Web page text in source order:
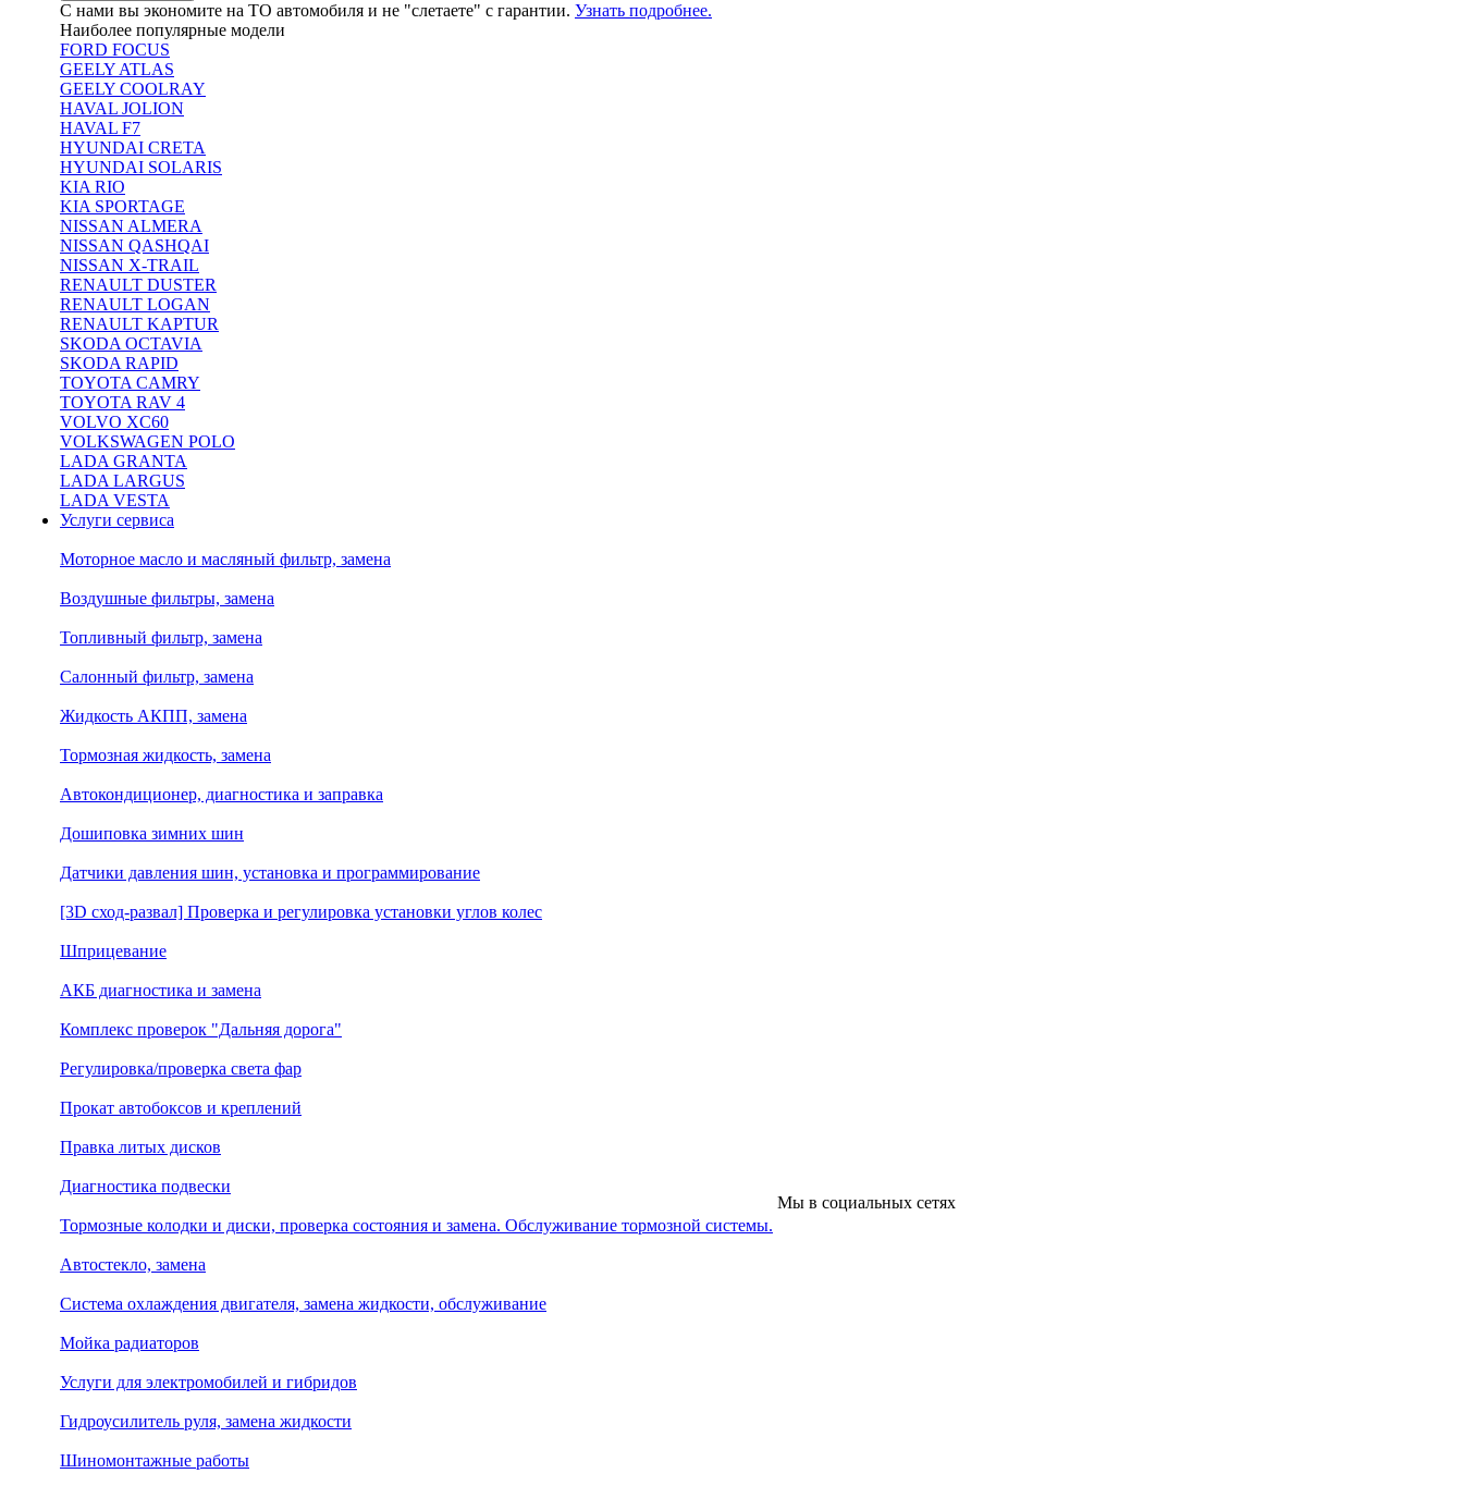
С нами вы экономите на ТО автомобиля и не "слетаете" с гарантии. Узнать подробнее.
Наиболее популярные модели
FORD FOCUS
GEELY ATLAS
GEELY COOLRAY
HAVAL JOLION
HAVAL F7
HYUNDAI CRETA
HYUNDAI SOLARIS
KIA RIO
KIA SPORTAGE
NISSAN ALMERA
NISSAN QASHQAI
NISSAN X-TRAIL
RENAULT DUSTER
RENAULT LOGAN
RENAULT KAPTUR
SKODA OCTAVIA
SKODA RAPID
TOYOTA CAMRY
TOYOTA RAV 4
VOLVO XC60
VOLKSWAGEN POLO
LADA GRANTA
LADA LARGUS
LADA VESTA
Услуги сервиса
Моторное масло и масляный фильтр, замена
Воздушные фильтры, замена
Топливный фильтр, замена
Салонный фильтр, замена
Жидкость АКПП, замена
Тормозная жидкость, замена
Автокондиционер, диагностика и заправка
Дошиповка зимних шин
Датчики давления шин, установка и программирование
[3D сход-развал] Проверка и регулировка установки углов колес
Шприцевание
АКБ диагностика и замена
Комплекс проверок "Дальняя дорога"
Регулировка/проверка света фар
Прокат автобоксов и креплений
Правка литых дисков
Диагностика подвески
Тормозные колодки и диски, проверка состояния и замена. Обслуживание тормозной системы.
Автостекло, замена
Система охлаждения двигателя, замена жидкости, обслуживание
Мойка радиаторов
Услуги для электромобилей и гибридов
Гидроусилитель руля, замена жидкости
Шиномонтажные работы
Мы в социальных сетях